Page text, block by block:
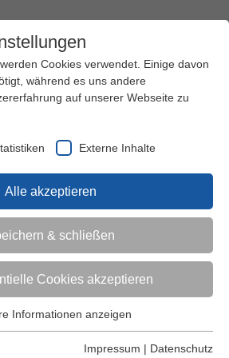
uns wichtig!
Cookies verwendet. Einige davon
während es uns andere
auf unserer Webseite zu
Externe Inhalte
Alle akzeptieren
& schließen
Cookies akzeptieren
für grundlegende Funktionen der
Informationen anzeigen
Impressum | Datenschutz